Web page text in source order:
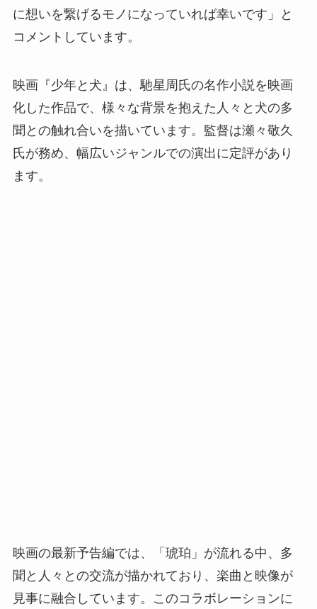
に想いを繋げるモノになっていれば幸いです」と
コメントしています。
映画『少年と犬』は、馳星周氏の名作小説を映画
化した作品で、様々な背景を抱えた人々と犬の多
聞との触れ合いを描いています。監督は瀬々敬久
氏が務め、幅広いジャンルでの演出に定評があり
ます。
映画の最新予告編では、「琥珀」が流れる中、多
聞と人々との交流が描かれており、楽曲と映像が
見事に融合しています。このコラボレーションに